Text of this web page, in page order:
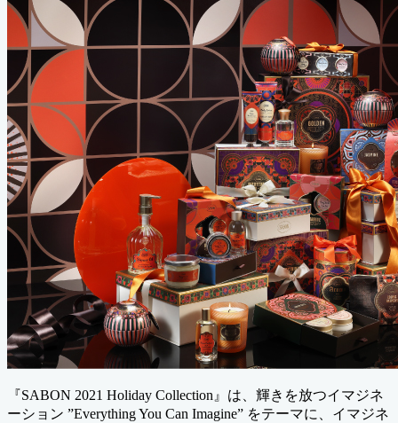
『SABON 2021 Holiday Collection』は、輝きを放つイマジネ
ーション ”Everything You Can Imagine” をテーマに、イマジネ